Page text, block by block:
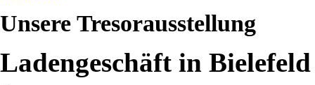
Unsere Tresorausstellung
Ladengeschäft in